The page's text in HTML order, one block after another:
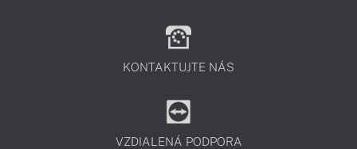
KONTAKTUJTE NÁS
VZDIALENÁ PODPORA